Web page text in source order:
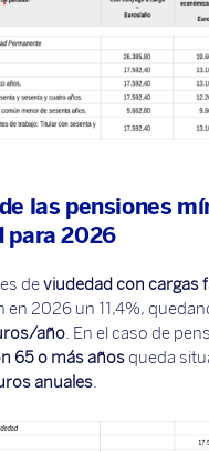
las pensiones
para 2026
deviudedad con cargas
en 2026 un 11,4%,
año. En el caso de
65 o más añosqueda
anuales.